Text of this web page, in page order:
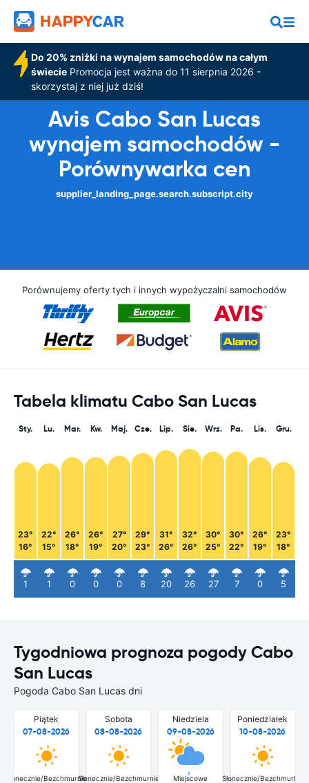
Do 20% zniżki na wynajem samochodów na całym
świeciePromocja jest ważna do 11 sierpnia 2026 -
skorzystaj z niej już dziś!
Avis Cabo San Lucas
wynajem samochodów -
Porównywarka cen
supplier_landing_page.search.subscript.city
Porównujemy oferty tych i innych wypożyczalni samochodów
Tabela klimatu Cabo San Lucas
Sty.
23°
16°
1
Lu.
22°
15°
1
Mar.
26°
18°
0
Kw.
26°
19°
0
Maj.
27°
20°
0
Cze.
29°
23°
8
Lip.
31°
26°
20
Sie.
32°
26°
26
Wrz.
30°
25°
27
Pa.
30°
22°
7
Lis.
26°
19°
0
Gru.
23°
18°
5
Tygodniowa prognoza pogody Cabo
San Lucas
Pogoda Cabo San Lucas dni
Piątek
07-08-2026
Słonecznie/Bezchmurnie
Sobota
08-08-2026
Słonecznie/Bezchmurnie
Niedziela
09-08-2026
Miejscowe
Poniedziałek
10-08-2026
Słonecznie/Bezchmurnie